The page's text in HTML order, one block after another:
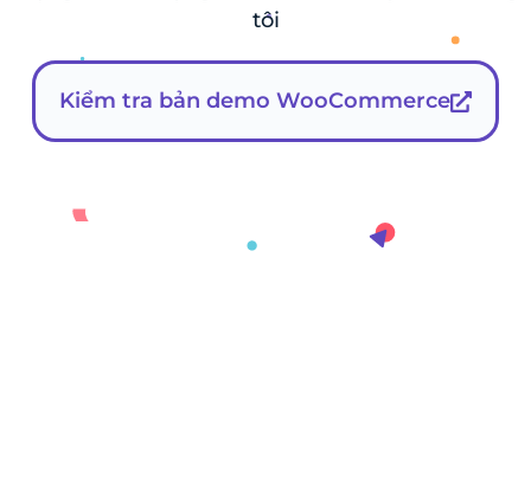
tôi
Kiểm tra bản demo WooCommerce